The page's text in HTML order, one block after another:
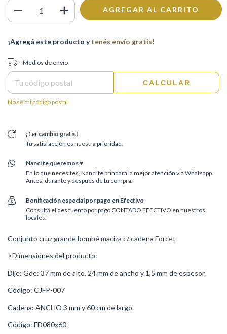
¡Agregá este producto ytenés envío gratis!
Entregas para el CP:
Medios de envío
CALCULAR
No sé mi código postal
¡1er cambio gratis!
Tu satisfacción es nuestra prioridad.
Nanci te queremos ♥
En lo que necesites, Nanci te brindará la mejor atención via Whatsapp.
Antes, durante y después de tu compra.
Bonificación especial por pago en Efectivo
Consultá el descuento por pago CONTADO EFECTIVO en nuestros
locales.
Conjunto cruz grande bombé maciza c/ cadena Forcet
>Dimensiones del producto:
Dije: Gde: 37 mm de alto, 24 mm de ancho y 1,5 mm de espesor.
Código: CJFP-007
Cadena: ANCHO 3 mm y 60 cm de largo.
Código: FD080x60